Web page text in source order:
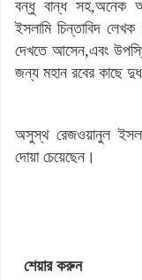
বন্ধু বান্ধ সহ,অনেক
ইসলামি চিন্তাবিদ
দেখতে আসেন,এবং
জন্য মহান রবের কাছে
অসুস্থ রেজওয়ানুল
দোয়া চেয়েছেন।
শেয়ার করুন